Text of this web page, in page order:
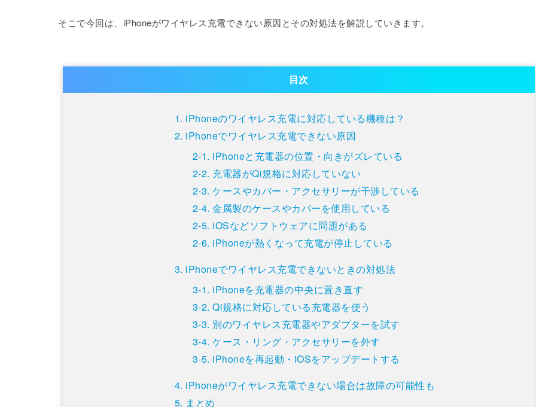
そこで今回は、iPhoneがワイヤレス充電できない原因とその対処法を解説していきます。
目次
iPhoneのワイヤレス充電に対応している機種は？
iPhoneでワイヤレス充電できない原因
iPhoneと充電器の位置・向きがズレている
充電器がQi規格に対応していない
ケースやカバー・アクセサリーが干渉している
金属製のケースやカバーを使用している
iOSなどソフトウェアに問題がある
iPhoneが熱くなって充電が停止している
iPhoneでワイヤレス充電できないときの対処法
iPhoneを充電器の中央に置き直す
Qi規格に対応している充電器を使う
別のワイヤレス充電器やアダプターを試す
ケース・リング・アクセサリーを外す
iPhoneを再起動・iOSをアップデートする
iPhoneがワイヤレス充電できない場合は故障の可能性も
まとめ